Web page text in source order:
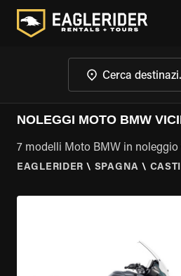
NOLEGGI MOTO BMW
7 modelli Moto BMW in noleggio
EAGLERIDER \ SPAGNA \